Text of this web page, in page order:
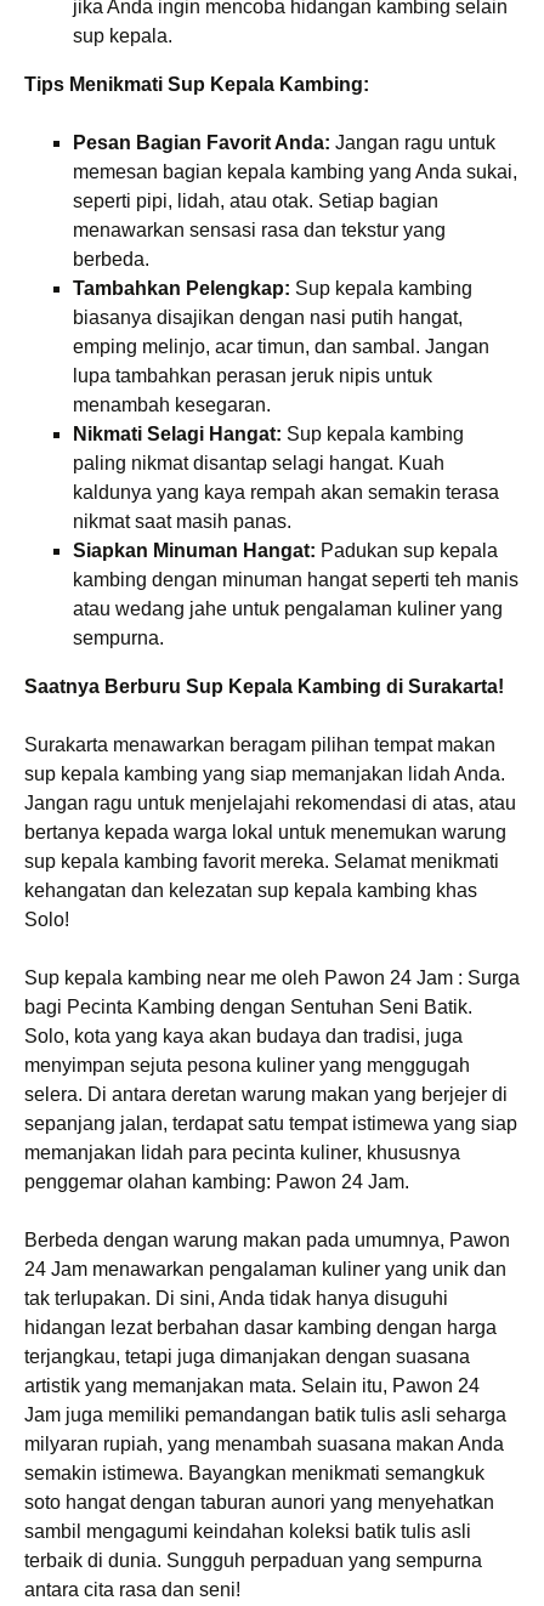
jika Anda ingin mencoba hidangan kambing selain
sup kepala.
Tips Menikmati Sup Kepala Kambing:
Pesan Bagian Favorit Anda: Jangan ragu untuk
memesan bagian kepala kambing yang Anda sukai,
seperti pipi, lidah, atau otak. Setiap bagian
menawarkan sensasi rasa dan tekstur yang
berbeda.
Tambahkan Pelengkap: Sup kepala kambing
biasanya disajikan dengan nasi putih hangat,
emping melinjo, acar timun, dan sambal. Jangan
lupa tambahkan perasan jeruk nipis untuk
menambah kesegaran.
Nikmati Selagi Hangat: Sup kepala kambing
paling nikmat disantap selagi hangat. Kuah
kaldunya yang kaya rempah akan semakin terasa
nikmat saat masih panas.
Siapkan Minuman Hangat: Padukan sup kepala
kambing dengan minuman hangat seperti teh manis
atau wedang jahe untuk pengalaman kuliner yang
sempurna.
Saatnya Berburu Sup Kepala Kambing di Surakarta!
Surakarta menawarkan beragam pilihan tempat makan
sup kepala kambing yang siap memanjakan lidah Anda.
Jangan ragu untuk menjelajahi rekomendasi di atas, atau
bertanya kepada warga lokal untuk menemukan warung
sup kepala kambing favorit mereka. Selamat menikmati
kehangatan dan kelezatan sup kepala kambing khas
Solo!
Sup kepala kambing near me oleh Pawon 24 Jam : Surga
bagi Pecinta Kambing dengan Sentuhan Seni Batik.
Solo, kota yang kaya akan budaya dan tradisi, juga
menyimpan sejuta pesona kuliner yang menggugah
selera. Di antara deretan warung makan yang berjejer di
sepanjang jalan, terdapat satu tempat istimewa yang siap
memanjakan lidah para pecinta kuliner, khususnya
penggemar olahan kambing: Pawon 24 Jam.
Berbeda dengan warung makan pada umumnya, Pawon
24 Jam menawarkan pengalaman kuliner yang unik dan
tak terlupakan. Di sini, Anda tidak hanya disuguhi
hidangan lezat berbahan dasar kambing dengan harga
terjangkau, tetapi juga dimanjakan dengan suasana
artistik yang memanjakan mata. Selain itu, Pawon 24
Jam juga memiliki pemandangan batik tulis asli seharga
milyaran rupiah, yang menambah suasana makan Anda
semakin istimewa. Bayangkan menikmati semangkuk
soto hangat dengan taburan aunori yang menyehatkan
sambil mengagumi keindahan koleksi batik tulis asli
terbaik di dunia. Sungguh perpaduan yang sempurna
antara cita rasa dan seni!